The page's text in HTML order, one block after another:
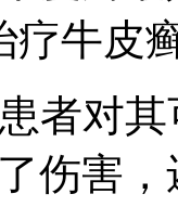
疗牛皮
患者对
伤害